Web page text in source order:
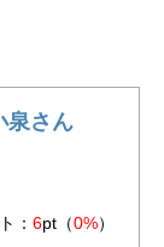
泉さん
： 6pt（0%）